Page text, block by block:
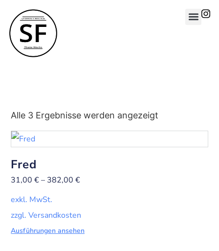
Alle 3 Ergebnisse werden angezeigt
Fred
31,00€– 382,00€
exkl. MwSt.
zzgl. Versandkosten
Ausführungen ansehen